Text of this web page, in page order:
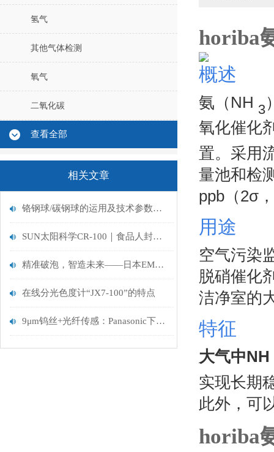
氢气
其他气体检测
氧气
二氧化碳
查看全部
相关文章
铬钢球/碳钢球的运用及技术参数分析
SUN太阳科学CR-100｜食品人封神的品质管控神器
精准破泡，智造未来——日本EME V-mini330真空搅拌消泡机全面解析
在线分光色度计“JX7-100”的特点
9μm钨丝+光纤传感：Panasonic下一代机器人智能线材揭秘
horiba
概述
氨（NH 3
氧化催化
置。 采用
量池和检
ppb（2σ
用途
空气污染
脱硝催化
洁净室的
特征
大气中NH
实现长期
此外，可
horiba